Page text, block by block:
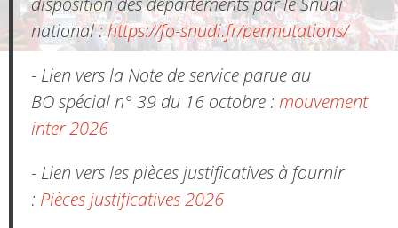
national :https://fo-snudi.fr/permutations/
- Lien vers la Note de service parue au
BO spécial n° 39 du 16 octobre : mouvement
inter 2026
- Lien vers les pièces justificatives à fournir
: Pièces justificatives 2026